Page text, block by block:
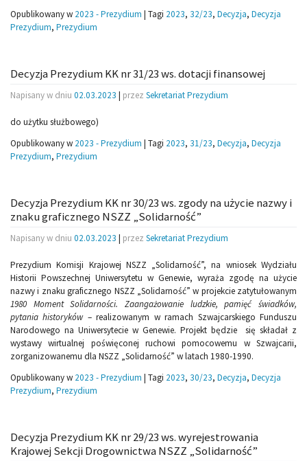
Opublikowany w 2023 - Prezydium | Tagi 2023, 32/23, Decyzja, Decyzja
Prezydium, Prezydium
Decyzja Prezydium KK nr 31/23 ws. dotacji finansowej
Napisany w dniu 02.03.2023 | przez Sekretariat Prezydium
do użytku służbowego)
Opublikowany w 2023 - Prezydium | Tagi 2023, 31/23, Decyzja, Decyzja
Prezydium, Prezydium
Decyzja Prezydium KK nr 30/23 ws. zgody na użycie nazwy i
znaku graficznego NSZZ „Solidarność”
Napisany w dniu 02.03.2023 | przez Sekretariat Prezydium
Prezydium Komisji Krajowej NSZZ „Solidarność”, na wniosek Wydziału
Historii Powszechnej Uniwersytetu w Genewie, wyraża zgodę na użycie
nazwy i znaku graficznego NSZZ „Solidarność” w projekcie zatytułowanym
1980 Moment Solidarności. Zaangażowanie ludzkie, pamięć świadków,
pytania historyków– realizowanym w ramach Szwajcarskiego Funduszu
Narodowego na Uniwersytecie w Genewie. Projekt będzie się składał z
wystawy wirtualnej poświęconej ruchowi pomocowemu w Szwajcarii,
zorganizowanemu dla NSZZ „Solidarność” w latach 1980-1990.
Opublikowany w 2023 - Prezydium | Tagi 2023, 30/23, Decyzja, Decyzja
Prezydium, Prezydium
Decyzja Prezydium KK nr 29/23 ws. wyrejestrowania
Krajowej Sekcji Drogownictwa NSZZ „Solidarność”